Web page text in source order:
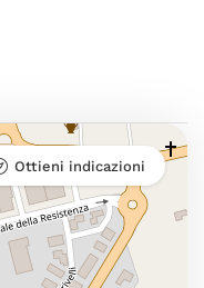
Ottieni indicazioni